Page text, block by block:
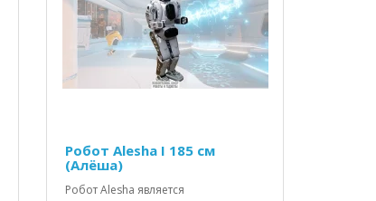
Робот Alesha I 185 см
(Алёша)
Робот Alesha является